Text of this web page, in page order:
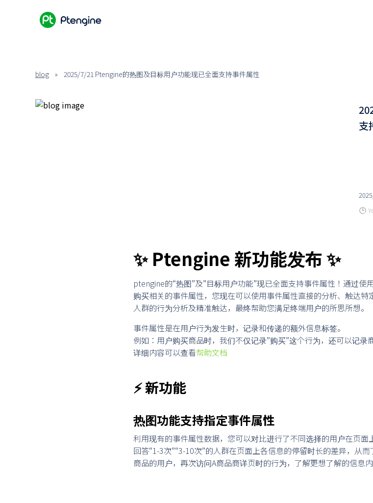
blog » 2025/7/21 Ptengine的热图及目标用户功能现已全面支持事件属性
支
✨ Ptengine 新功能发布 ✨
ptengine的“热图”及”目标用户功能”现已全面支持事件属性！通过使
购买相关的事件属性，您现在可以使用事件属性直接的分析、触达
人群的行为分析及精准触达，最终帮助您满足终端用户的所思所想。
事件属性是在用户行为发生时，记录和传递的额外信息标签。
例如：用户购买商品时，我们不仅记录”购买”这个行为，还可以记录
详细内容可以查看帮助文档
⚡ 新功能
热图功能支持指定事件属性
利用现有的事件属性数据，您可以对比进行了不同选择的用户在页
回答“1-3次”“3-10次”的人群在页面上各信息的停留时长的差异，从
商品的用户，再次访问A商品商详页时的行为，了解更想了解的信息内